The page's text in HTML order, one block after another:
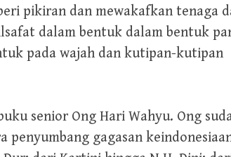
pikiran dan mewakafkan tenaga
dalam bentuk dalam bentuk
pada wajah dan kutipan-kutipan
senior Ong Hari Wahyu. Ong
penyumbang gagasan